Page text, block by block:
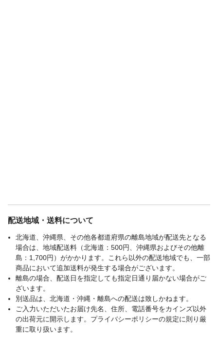
配送地域・送料について
北海道、沖縄県、その他各都道府県の離島地域が配送先となる
場合は、地域配送料（北海道：500円、沖縄県およびその他離
島：1,700円）がかかります。これら以外の配送地域でも、一部
商品において追加送料が発生する場合がございます。
離島の場合、配送日を指定しても指定日通り届かない場合がご
ざいます。
別送品は、北海道・沖縄・離島への配送は致しかねます。
ご入力いただいたお届け先名、住所、電話番号をカインズ以外
の出荷元に開示します。プライバシーポリシーの規定に則り厳
重に取り扱います。